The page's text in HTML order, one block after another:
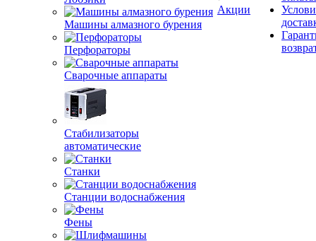
Машины алмазного бурения
Перфораторы
Сварочные аппараты
Стабилизаторы
автоматические
Станки
Станции водоснабжения
Фены
Акции